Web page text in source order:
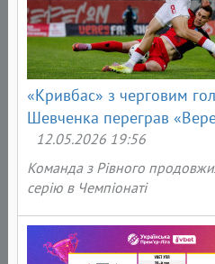
«Кривбас» з черговим
Шевченка переграв
12.05.2026 19:56
Команда з Рівного
серію в Чемпіонаті